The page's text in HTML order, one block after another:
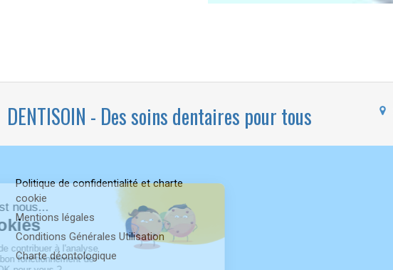
DENTISOIN - Des soins dentaires pour tous
Politique de confidentialité et charte
cookie
Mentions légales
Conditions Générales Utilisation
Charte déontologique